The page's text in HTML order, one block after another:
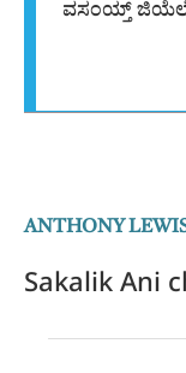
ವಸಂಯ್ತ್
ANTHONY
Sakalik Ani